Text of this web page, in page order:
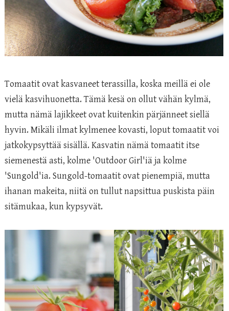
Tomaatit ovat kasvaneet terassilla, koska meillä ei ole
vielä kasvihuonetta. Tämä kesä on ollut vähän kylmä,
mutta nämä lajikkeet ovat kuitenkin pärjänneet siellä
hyvin. Mikäli ilmat kylmenee kovasti, loput tomaatit voi
jatkokypsyttää sisällä. Kasvatin nämä tomaatit itse
siemenestä asti, kolme 'Outdoor Girl'iä ja kolme
'Sungold'ia. Sungold-tomaatit ovat pienempiä, mutta
ihanan makeita, niitä on tullut napsittua puskista päin
sitämukaa, kun kypsyvät.